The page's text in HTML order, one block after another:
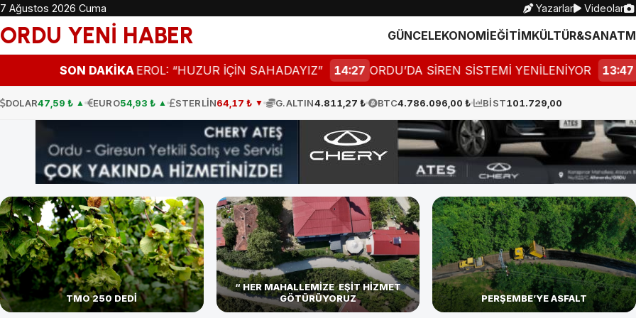
7 Ağustos 2026 Cuma Yazarlar Videolar
ORDU YENİ HABER GÜNCELEKONOMİEĞİTİMKÜLTÜR&SANAT
SON DAKİKA
VALİ EROL: “HUZUR İÇİN SAHADAYIZ” 14:27 ORDU’DA SİREN SİSTEMİ YENİLENİYOR 13:47
DOLAR47,59 ₺ ▲ EURO54,93 ₺ ▲ STERLİN64,17 ₺ ▼ G.ALTIN4.811,27 ₺ BTC4.786.096,00 ₺ BİST101.729,00
TMO 250 DEDİ
“ HER MAHALLEMİZE EŞİT HİZMET
GÖTÜRÜYORUZ
PERŞEMBE’YE ASFALT